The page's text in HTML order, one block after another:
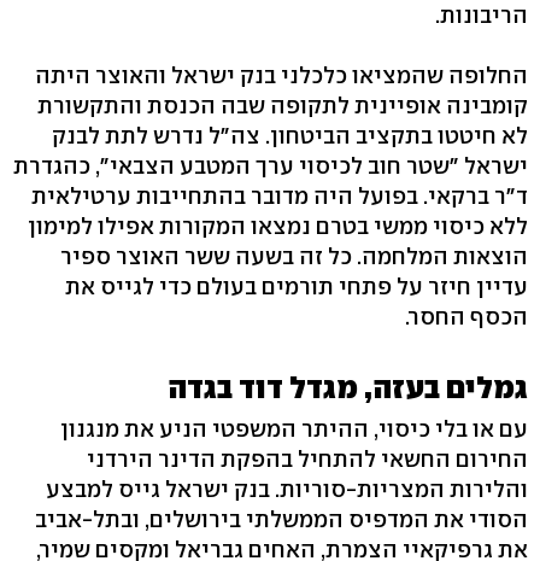
הריבונות.
החלופה שהמציאו כלכלני בנק ישראל והאוצר היתה
קומבינה אופיינית לתקופה שבה הכנסת והתקשורת
לא חיטטו בתקציב הביטחון. צה"ל נדרש לתת לבנק
ישראל "שטר חוב לכיסוי ערך המטבע הצבאי", כהגדרת
ד"ר ברקאי. בפועל היה מדובר בהתחייבות ערטילאית
ללא כיסוי ממשי בטרם נמצאו המקורות אפילו למימון
הוצאות המלחמה. כל זה בשעה ששר האוצר ספיר
עדיין חיזר על פתחי תורמים בעולם כדי לגייס את
הכסף החסר.
גמלים בעזה, מגדל דוד בגדה
עם או בלי כיסוי, ההיתר המשפטי הניע את מנגנון
החירום החשאי להתחיל בהפקת הדינר הירדני
והלירות המצריות-סוריות. בנק ישראל גייס למבצע
הסודי את המדפיס הממשלתי בירושלים, ובתל-אביב
את גרפיקאיי הצמרת, האחים גבריאל ומקסים שמיר,